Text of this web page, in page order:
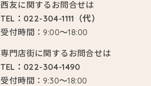
西友に関するお問合せは
TEL：022-304-1111（代）
受付時間：9:00～18:00
専門店街に関するお問合せは
TEL：022-304-1490
受付時間：9:30～18:00